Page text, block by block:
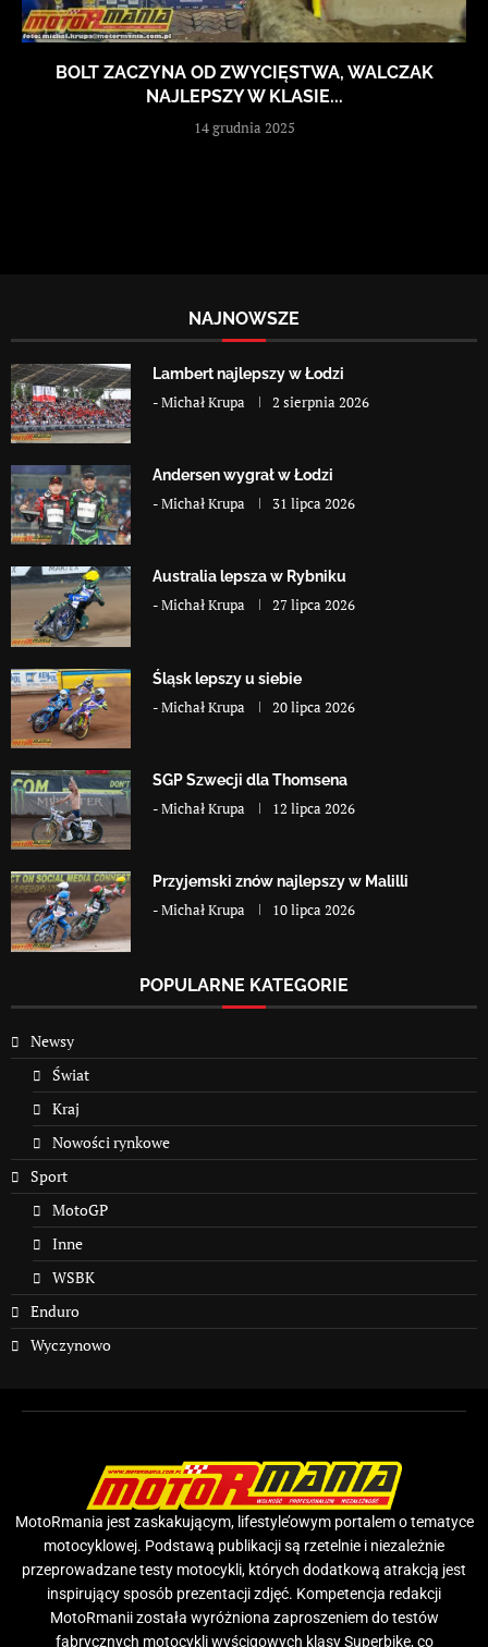
BOLT ZACZYNA OD ZWYCIĘSTWA, WALCZAK
NAJLEPSZY W KLASIE...
14 grudnia 2025
NAJNOWSZE
Lambert najlepszy w Łodzi
-Michał Krupa 2 sierpnia 2026
Andersen wygrał w Łodzi
-Michał Krupa 31 lipca 2026
Australia lepsza w Rybniku
-Michał Krupa 27 lipca 2026
Śląsk lepszy u siebie
-Michał Krupa 20 lipca 2026
SGP Szwecji dla Thomsena
-Michał Krupa 12 lipca 2026
Przyjemski znów najlepszy w Malilli
-Michał Krupa 10 lipca 2026
POPULARNE KATEGORIE
Newsy
Świat
Kraj
Nowości rynkowe
Sport
MotoGP
Inne
WSBK
Enduro
Wyczynowo
MotoRmania jest zaskakującym, lifestyle’owym portalem o tematyce
motocyklowej. Podstawą publikacji są rzetelnie i niezależnie
przeprowadzane testy motocykli, których dodatkową atrakcją jest
inspirujący sposób prezentacji zdjęć. Kompetencja redakcji
MotoRmanii została wyróżniona zaproszeniem do testów
fabrycznych motocykli wyścigowych klasy Superbike, co